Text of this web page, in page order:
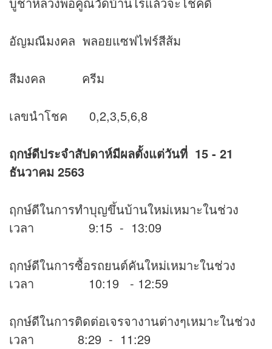
อัญมณีมงคล พลอยแซฟไฟร์สีส้ม
สีมงคล ครีม
เลขนำโชค 0,2,3,5,6,8
ฤกษ์ดีประจำสัปดาห์มีผลตั้งแต่วันที่ 15 - 21
ธันวาคม 2563
ฤกษ์ดีในการทำบุญขึ้นบ้านใหม่เหมาะในช่วง
เวลา 9:15 - 13:09
ฤกษ์ดีในการซื้อรถยนต์คันใหม่เหมาะในช่วง
เวลา 10:19 - 12:59
ฤกษ์ดีในการติดต่อเจรจางานต่างๆเหมาะในช่วง
เวลา 8:29 - 11:29